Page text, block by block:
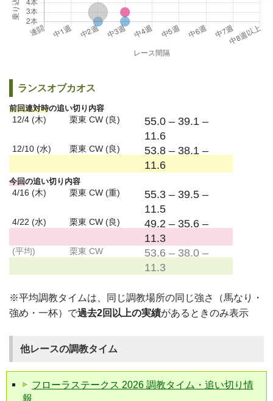
ランスオブカオス
前回連対時の追い切り内容
12/4 (木) 栗東 CW (良)
55.0 – 39.1 –
11.6
12/10 (水) 栗東 CW (良)
53.8 – 38.1 –
11.6
今回の追い切り内容
4/16 (木) 栗東 CW (重)
55.3 – 39.5 –
11.5
4/22 (水) 栗東 CW (良)
49.2 – 35.6 –
11.3
(平均) 栗東 CW
53.6 – 38.0 –
11.3
※平均調教タイムは、同じ調教場所の同じ強さ（馬なり・
強め・一杯）で過去2回以上の実績があるときのみ表示
他レースの調教タイム
フローラステークス 2026 調教タイム・追い切り情
報